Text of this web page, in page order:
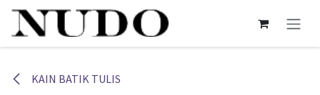
Skip ke Konten
KAIN BATIK TULIS